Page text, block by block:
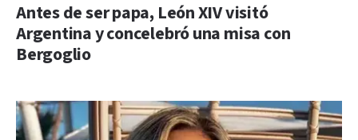
Antes de ser papa, León XIV visitó
Argentina y concelebró una misa con
Bergoglio